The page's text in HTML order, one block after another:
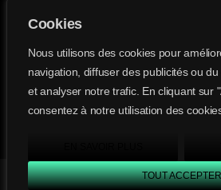
Cookies
Nous utilisons des cookies pour
navigation, diffuser des publicités ou
et analyser notre trafic. En cliquant sur
consentez à notre utilisation des
TOUT
play_arrow Divergence FM
Ici l’Ombre – mardi 28 juillet